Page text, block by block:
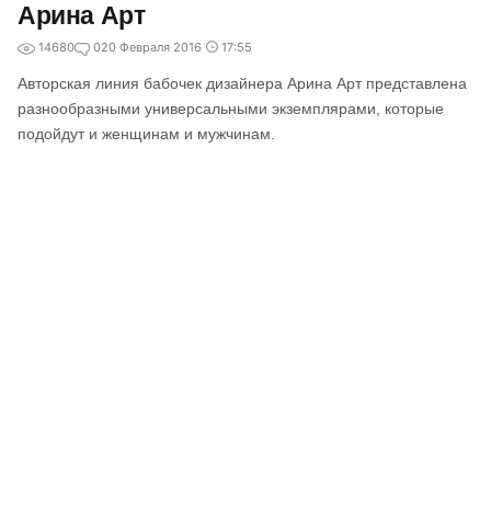
Арина Арт
14680 020 Февраля 2016 17:55
Авторская линия бабочек дизайнера Арина Арт представлена
разнообразными универсальными экземплярами, которые
подойдут и женщинам и мужчинам.